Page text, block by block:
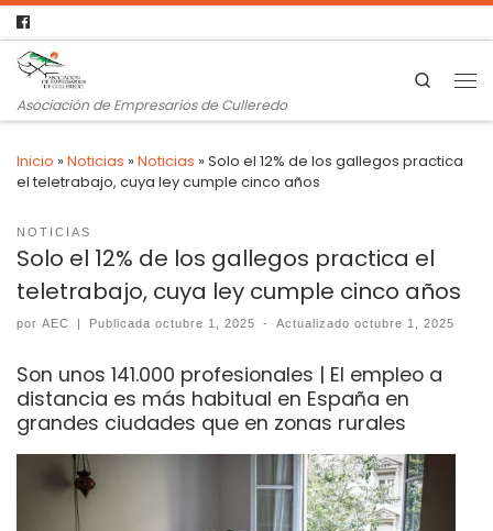
Asociación de Empresarios de Culleredo
Search
Inicio »Noticias »Noticias »Solo el 12% de los gallegos practica
el teletrabajo, cuya ley cumple cinco años
NOTICIAS
Solo el 12% de los gallegos practica el
teletrabajo, cuya ley cumple cinco años
por AEC | Publicadaoctubre 1, 2025 - Actualizadooctubre 1, 2025
Son unos 141.000 profesionales | El empleo a
distancia es más habitual en España en
grandes ciudades que en zonas rurales